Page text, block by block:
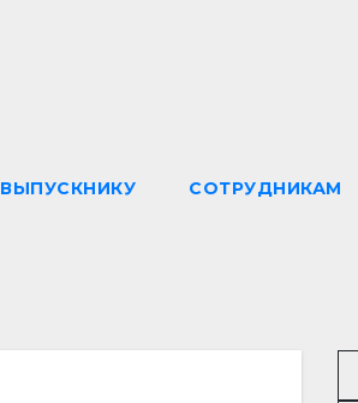
ВЫПУСКНИКУ СОТРУДНИКАМ